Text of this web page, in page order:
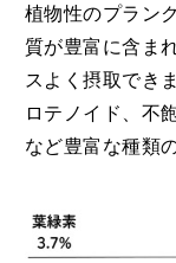
植物性のプラン
質が豊富に含ま
スよく摂取でき
ロテノイド、不
など豊富な種類